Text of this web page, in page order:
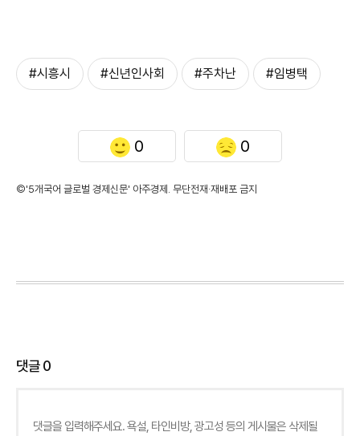
#시흥시 #신년인사회 #주차난 #임병택
0 0
©'5개국어 글로벌 경제신문' 아주경제. 무단전재·재배포 금지
댓글0